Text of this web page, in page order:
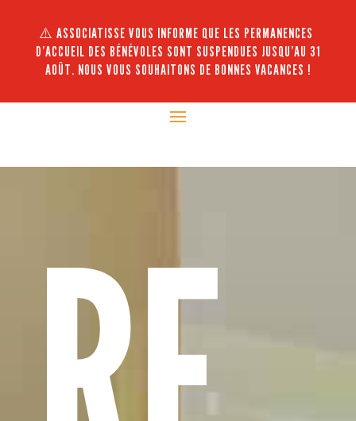
⚠️ ASSOCIATISSE VOUS INFORME QUE LES PERMANENCES
D’ACCUEIL DES BÉNÉVOLES SONT SUSPENDUES JUSQU’AU 31
AOÛT. NOUS VOUS SOUHAITONS DE BONNES VACANCES !